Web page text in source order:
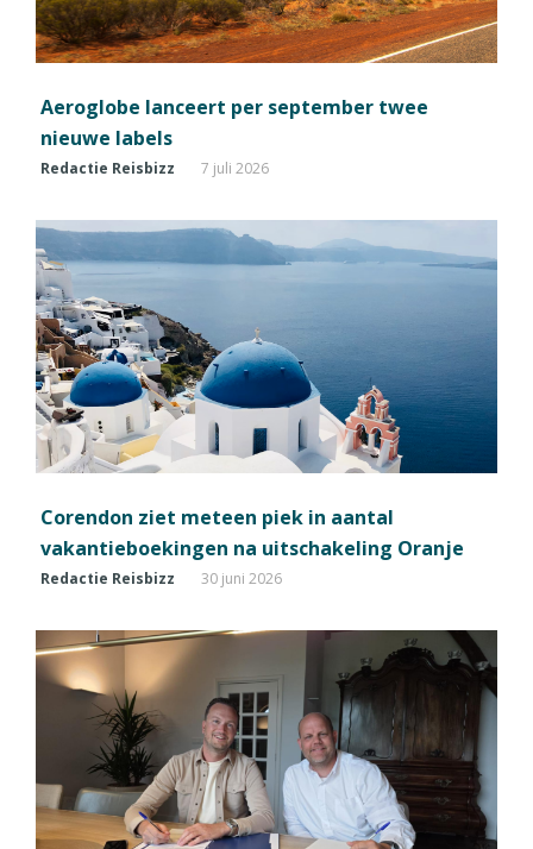
Aeroglobe lanceert per september twee
nieuwe labels
Redactie Reisbizz 7 juli 2026
Corendon ziet meteen piek in aantal
vakantieboekingen na uitschakeling Oranje
Redactie Reisbizz 30 juni 2026